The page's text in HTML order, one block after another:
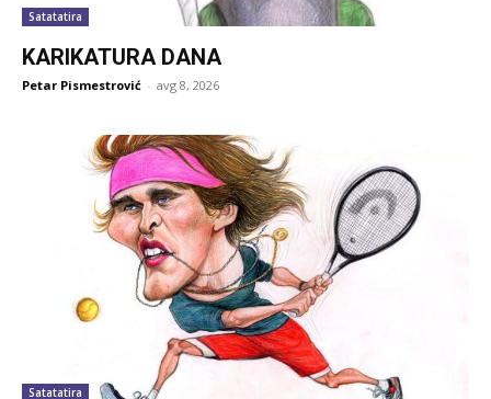
Satatatira
KARIKATURA DANA
Petar Pismestrović - avg 8, 2026
Satatatira